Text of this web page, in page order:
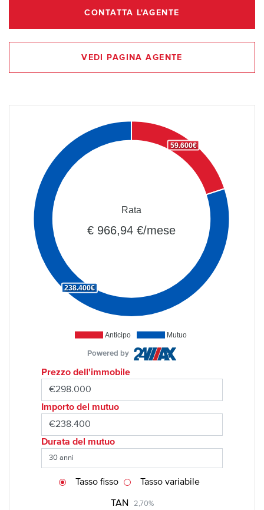
CONTATTA L'AGENTE
VEDI PAGINA AGENTE
Anticipo Mutuo
59.600€
238.400€
Rata
€ 966,94 €/mese
Powered by
Prezzo dell'immobile
Importo del mutuo
Durata del mutuo
TAN 2,70%
Tasso fisso Tasso variabile